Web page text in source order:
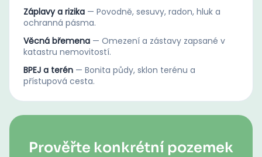
Záplavy a rizika — Povodně, sesuvy, radon, hluk a
ochranná pásma.
Věcná břemena — Omezení a zástavy zapsané v
katastru nemovitostí.
BPEJ a terén — Bonita půdy, sklon terénu a
přístupová cesta.
Prověřte konkrétní pozemek